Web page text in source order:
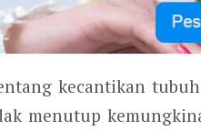
kecantikan
menutup